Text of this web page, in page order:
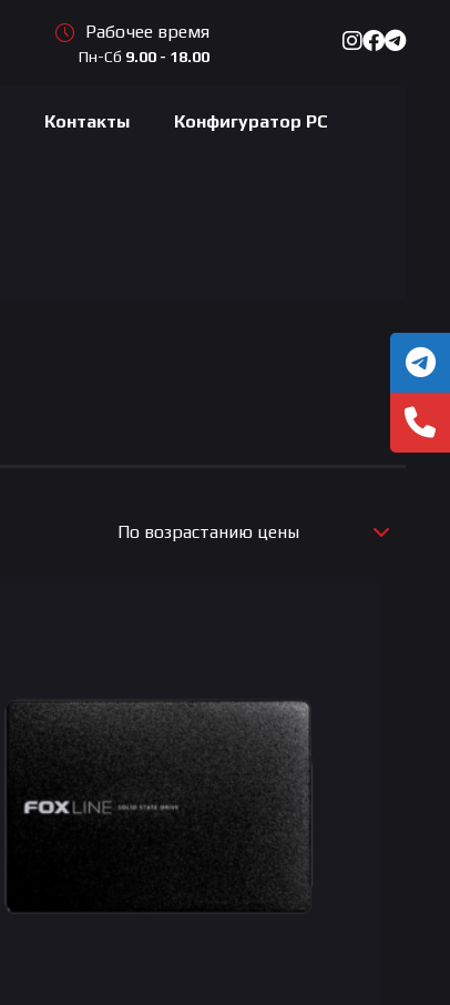
Рабочее время
Пн-Сб 9.00 - 18.00
Контакты Конфигуратор PC
По возрастанию цены